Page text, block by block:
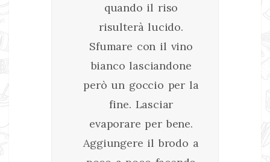
quando il riso
risulterà lucido.
Sfumare con il vino
bianco lasciandone
però un goccio per la
fine. Lasciar
evaporare per bene.
Aggiungere il brodo a